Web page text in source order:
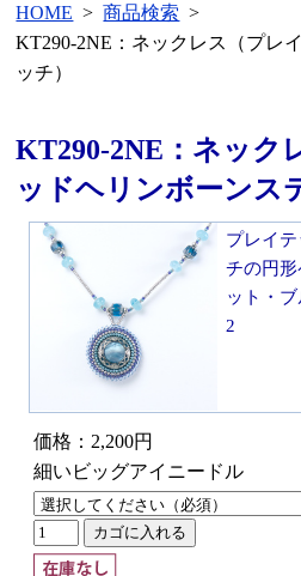
HOME > 商品検索 >
KT290-2NE：ネックレス（プレ
ッチ）
KT290-2NE：ネック
ッドヘリンボーンス
プレイ
チの円
ット・
2
価格：2,200円
細いビッグアイニードル